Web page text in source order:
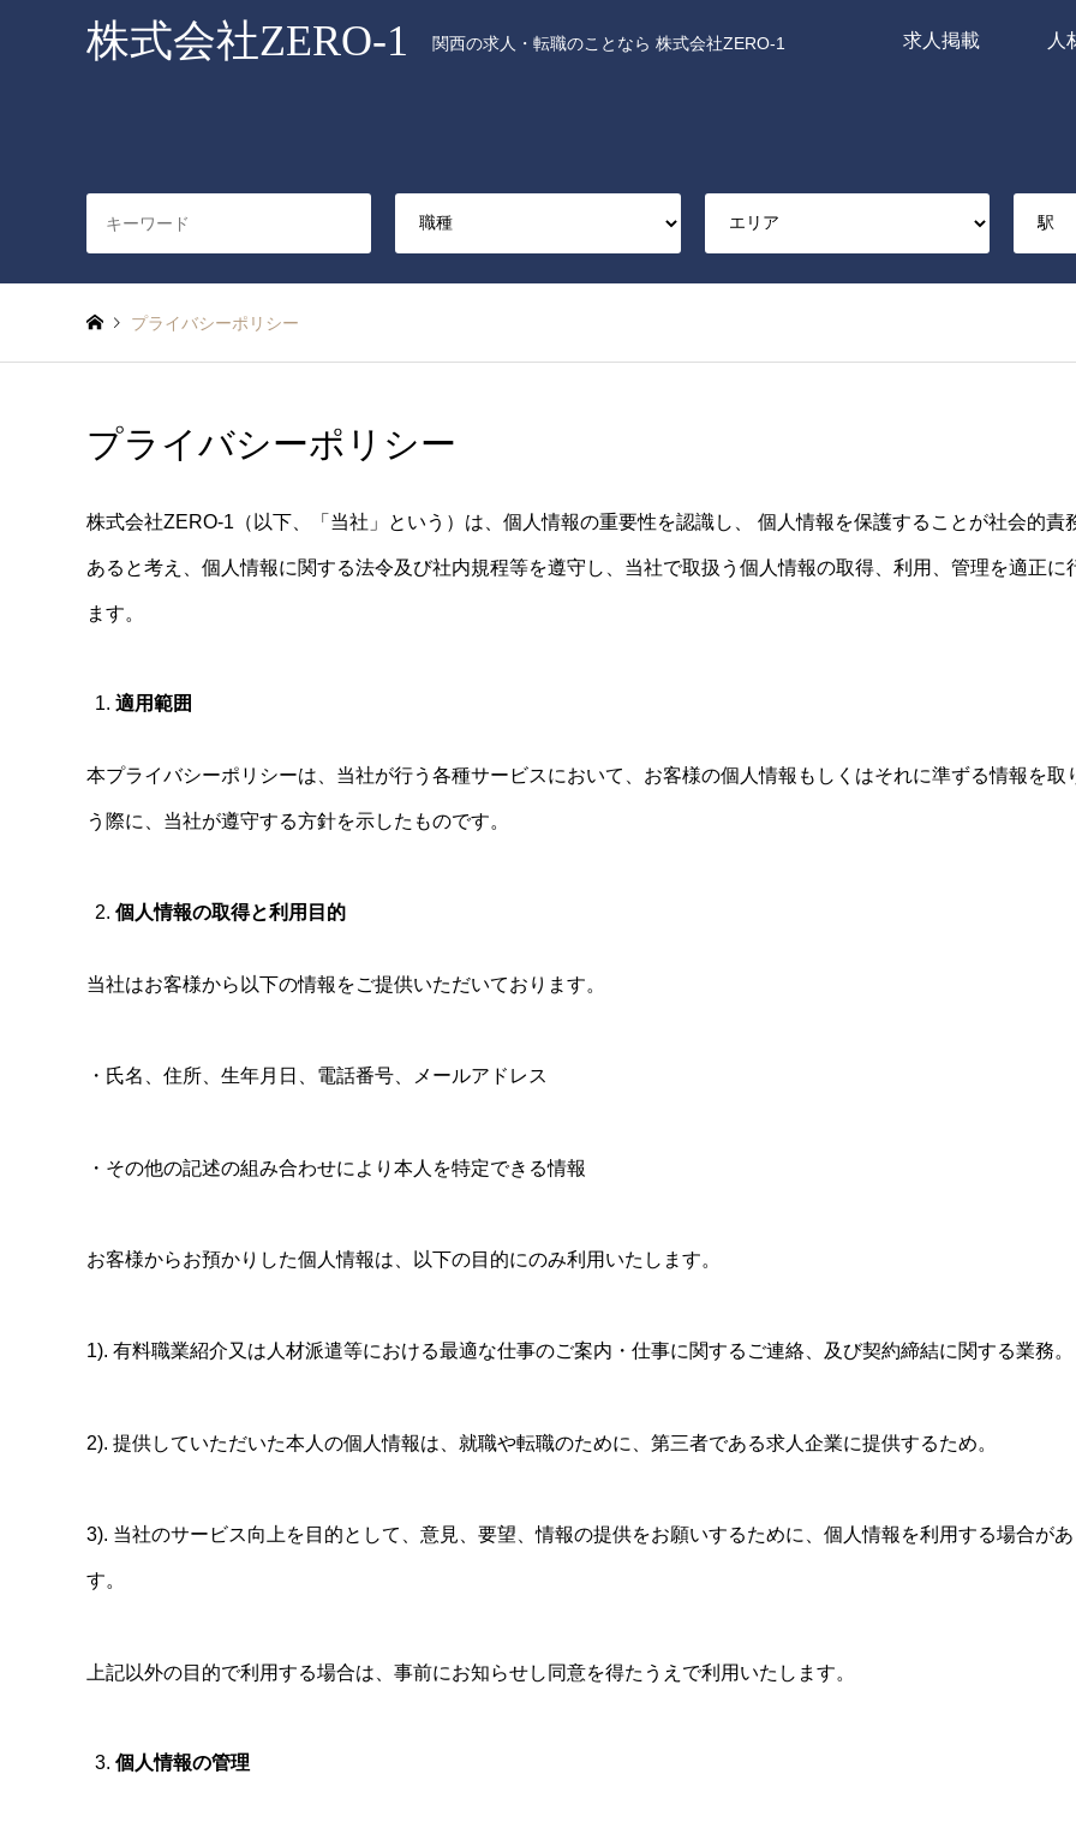
株式会社ZERO-1 関西の求人・転職のことなら 株式会社ZERO-1 求人掲載 人
プライバシーポリシー
プライバシーポリシー
株式会社ZERO-1（以下、「当社」という）は、個人情報の重要性を認識し、 個人情報を保護することが社会的責
あると考え、個人情報に関する法令及び社内規程等を遵守し、当社で取扱う個人情報の取得、利用、管理を適正に
ます。
適用範囲
本プライバシーポリシーは、当社が行う各種サービスにおいて、お客様の個人情報もしくはそれに準ずる情報を取
う際に、当社が遵守する方針を示したものです。
個人情報の取得と利用目的
当社はお客様から以下の情報をご提供いただいております。
・氏名、住所、生年月日、電話番号、メールアドレス
・その他の記述の組み合わせにより本人を特定できる情報
お客様からお預かりした個人情報は、以下の目的にのみ利用いたします。
1). 有料職業紹介又は人材派遣等における最適な仕事のご案内・仕事に関するご連絡、及び契約締結に関する業務。
2). 提供していただいた本人の個人情報は、就職や転職のために、第三者である求人企業に提供するため。
3). 当社のサービス向上を目的として、意見、要望、情報の提供をお願いするために、個人情報を利用する場合があ
す。
上記以外の目的で利用する場合は、事前にお知らせし同意を得たうえで利用いたします。
個人情報の管理